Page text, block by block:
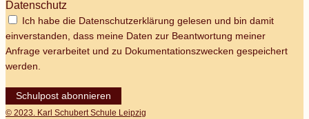
Datenschutz
Ich habe die Datenschutzerklärung gelesen und bin damit
einverstanden, dass meine Daten zur Beantwortung meiner
Anfrage verarbeitet und zu Dokumentationszwecken gespeichert
werden.
Schulpost abonnieren
© 2023. Karl Schubert Schule Leipzig